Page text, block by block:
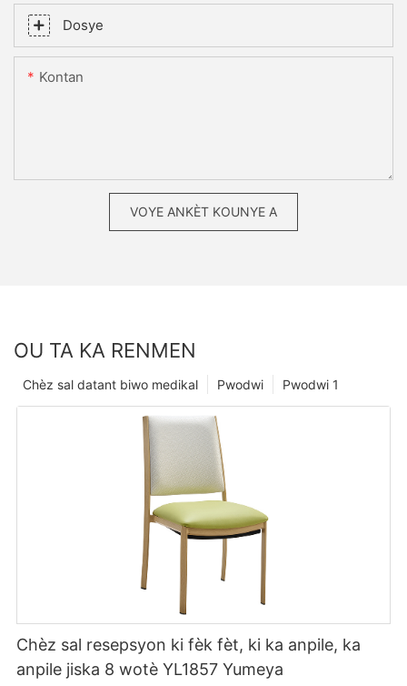
Dosye
Kontan
VOYE ANKÈT KOUNYE A
OU TA KA RENMEN
Pwodwi 1
Pwodwi
Chèz sal datant biwo medikal
Chèz sal resepsyon ki fèk fèt, ki ka anpile, ka
anpile jiska 8 wotè YL1857 Yumeya